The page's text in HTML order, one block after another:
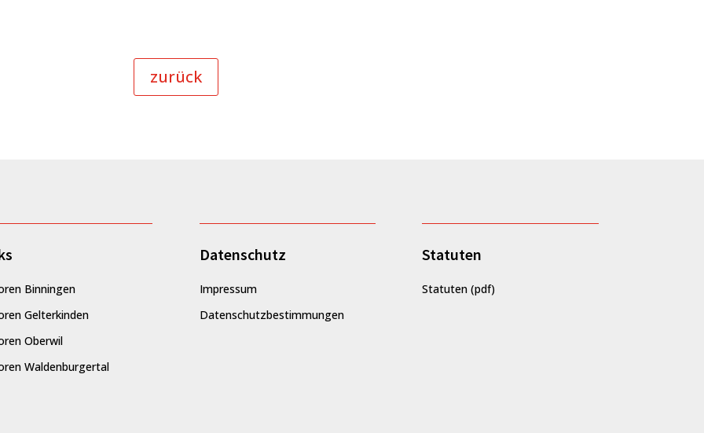
zurück
Binningen
Gelterkinden
Oberwil
Waldenburgertal
Datenschutz
Impressum
Datenschutzbestimmungen
Statuten
Statuten (pdf)